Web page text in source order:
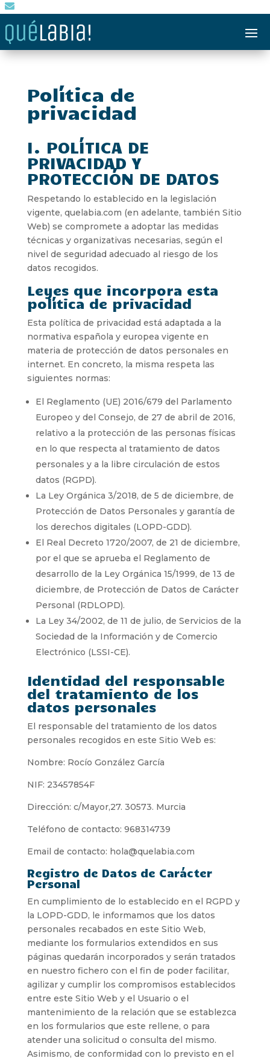

Política de
privacidad
I. POLÍTICA DE
PRIVACIDAD Y
PROTECCIÓN DE DATOS
Respetando lo establecido en la legislación
vigente, quelabia.com (en adelante, también Sitio
Web) se compromete a adoptar las medidas
técnicas y organizativas necesarias, según el
nivel de seguridad adecuado al riesgo de los
datos recogidos.
Leyes que incorpora esta
política de privacidad
Esta política de privacidad está adaptada a la
normativa española y europea vigente en
materia de protección de datos personales en
internet. En concreto, la misma respeta las
siguientes normas:
El Reglamento (UE) 2016/679 del Parlamento
Europeo y del Consejo, de 27 de abril de 2016,
relativo a la protección de las personas físicas
en lo que respecta al tratamiento de datos
personales y a la libre circulación de estos
datos (RGPD).
La Ley Orgánica 3/2018, de 5 de diciembre, de
Protección de Datos Personales y garantía de
los derechos digitales (LOPD-GDD).
El Real Decreto 1720/2007, de 21 de diciembre,
por el que se aprueba el Reglamento de
desarrollo de la Ley Orgánica 15/1999, de 13 de
diciembre, de Protección de Datos de Carácter
Personal (RDLOPD).
La Ley 34/2002, de 11 de julio, de Servicios de la
Sociedad de la Información y de Comercio
Electrónico (LSSI-CE).
Identidad del responsable
del tratamiento de los
datos personales
El responsable del tratamiento de los datos
personales recogidos en este Sitio Web es:
Nombre: Rocío González García
NIF: 23457854F
Dirección: c/Mayor,27. 30573. Murcia
Teléfono de contacto: 968314739
Email de contacto: hola@quelabia.com
Registro de Datos de Carácter
Personal
En cumplimiento de lo establecido en el RGPD y
la LOPD-GDD, le informamos que los datos
personales recabados en este Sitio Web,
mediante los formularios extendidos en sus
páginas quedarán incorporados y serán tratados
en nuestro fichero con el fin de poder facilitar,
agilizar y cumplir los compromisos establecidos
entre este Sitio Web y el Usuario o el
mantenimiento de la relación que se establezca
en los formularios que este rellene, o para
atender una solicitud o consulta del mismo.
Asimismo, de conformidad con lo previsto en el